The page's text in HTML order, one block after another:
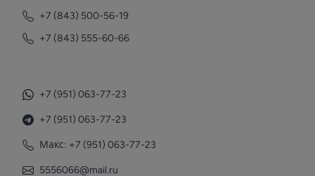
+7 (843) 500-56-19
+7 (843) 555-60-66
+7 (951) 063-77-23
+7 (951) 063-77-23
Макс: +7 (951) 063-77-23
5556066@mail.ru